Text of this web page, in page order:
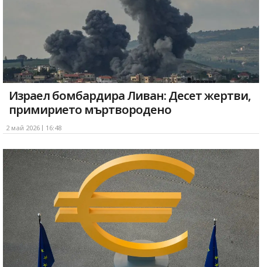
Израел бомбардира Ливан: Десет жертви,
примирието мъртвородено
2 май 2026 16:48